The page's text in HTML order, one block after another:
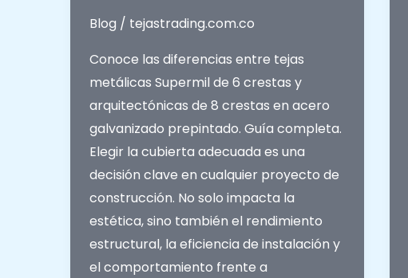
Blog / tejastrading.com.co
Conoce las diferencias entre tejas
metálicas Supermil de 6 crestas y
arquitectónicas de 8 crestas en acero
galvanizado prepintado. Guía completa.
Elegir la cubierta adecuada es una
decisión clave en cualquier proyecto de
construcción. No solo impacta la
estética, sino también el rendimiento
estructural, la eficiencia de instalación y
el comportamiento frente a